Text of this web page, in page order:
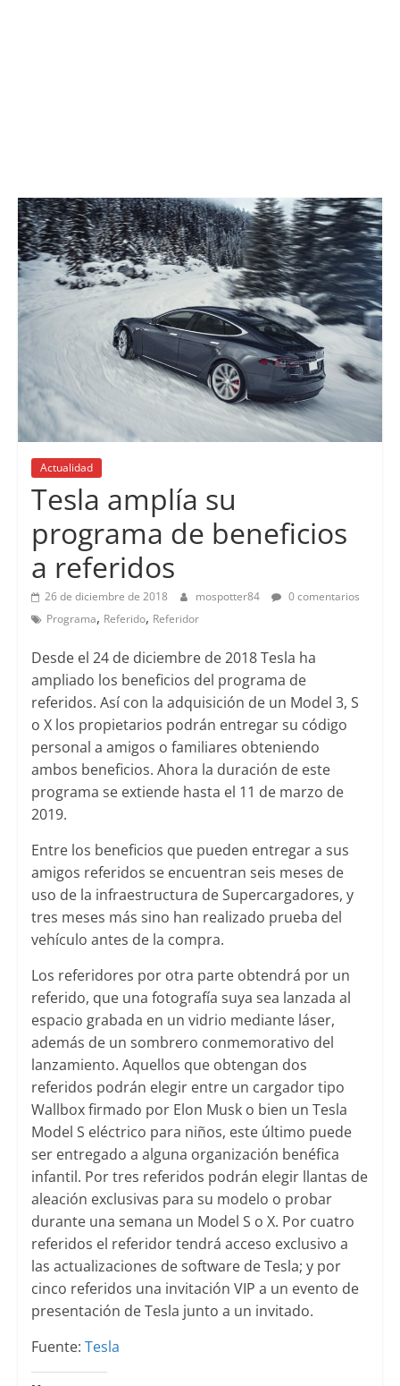
Actualidad
Tesla amplía su
programa de beneficios
a referidos
26 de diciembre de 2018 mospotter84
0 comentarios
Programa, Referido, Referidor
Desde el 24 de diciembre de 2018 Tesla ha
ampliado los beneficios del programa de
referidos. Así con la adquisición de un Model 3, S
o X los propietarios podrán entregar su código
personal a amigos o familiares obteniendo
ambos beneficios. Ahora la duración de este
programa se extiende hasta el 11 de marzo de
2019.
Entre los beneficios que pueden entregar a sus
amigos referidos se encuentran seis meses de
uso de la infraestructura de Supercargadores, y
tres meses más sino han realizado prueba del
vehículo antes de la compra.
Los referidores por otra parte obtendrá por un
referido, que una fotografía suya sea lanzada al
espacio grabada en un vidrio mediante láser,
además de un sombrero conmemorativo del
lanzamiento. Aquellos que obtengan dos
referidos podrán elegir entre un cargador tipo
Wallbox firmado por Elon Musk o bien un Tesla
Model S eléctrico para niños, este último puede
ser entregado a alguna organización benéfica
infantil. Por tres referidos podrán elegir llantas de
aleación exclusivas para su modelo o probar
durante una semana un Model S o X. Por cuatro
referidos el referidor tendrá acceso exclusivo a
las actualizaciones de software de Tesla; y por
cinco referidos una invitación VIP a un evento de
presentación de Tesla junto a un invitado.
Fuente: Tesla